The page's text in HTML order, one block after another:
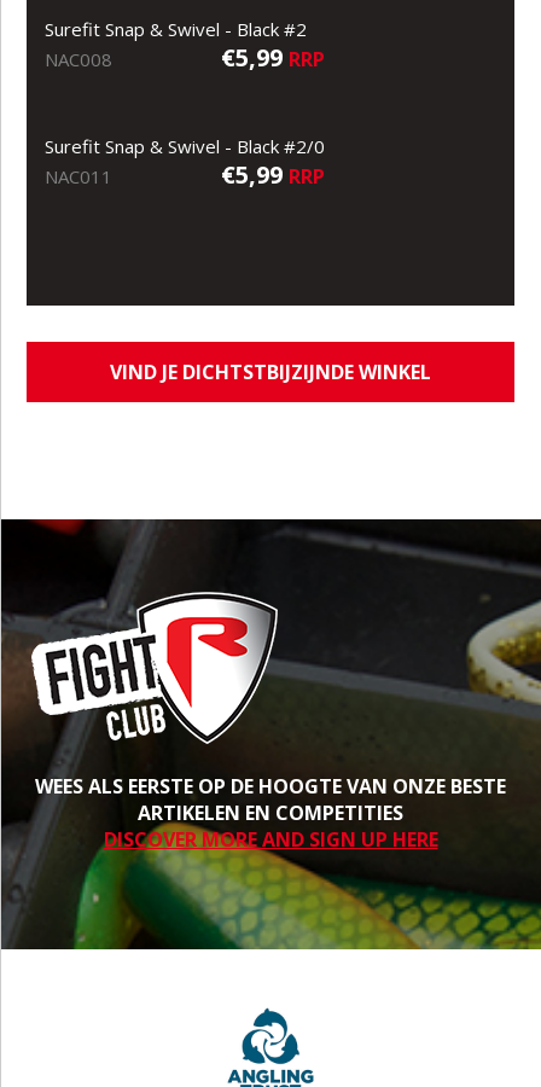
Surefit Snap & Swivel - Black #2
NAC008
€5,99 RRP
Surefit Snap & Swivel - Black #2/0
NAC011
€5,99 RRP
VIND JE DICHTSTBIJZIJNDE WINKEL
WEES ALS EERSTE OP DE HOOGTE VAN ONZE BESTE
ARTIKELEN EN COMPETITIES
DISCOVER MORE AND SIGN UP HERE